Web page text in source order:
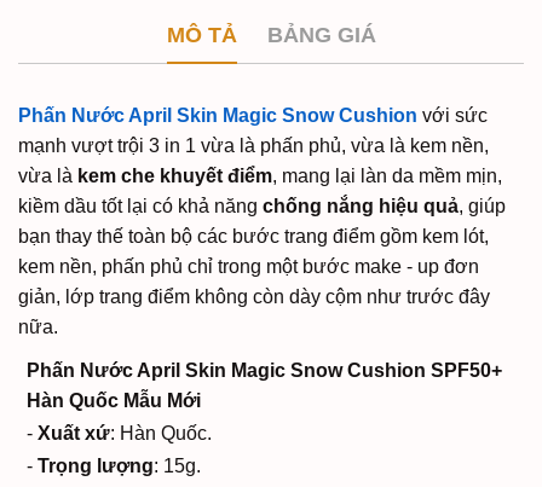
MÔ TẢ BẢNG GIÁ
Phấn Nước April Skin Magic Snow Cushion với sức
mạnh vượt trội 3 in 1 vừa là phấn phủ, vừa là kem nền,
vừa là kem che khuyết điểm, mang lại làn da mềm mịn,
kiềm dầu tốt lại có khả năng chống nắng hiệu quả, giúp
bạn thay thế toàn bộ các bước trang điểm gồm kem lót,
kem nền, phấn phủ chỉ trong một bước make - up đơn
giản, lớp trang điểm không còn dày cộm như trước đây
nữa.
Phấn Nước April Skin Magic Snow Cushion SPF50+
Hàn Quốc Mẫu Mới
- Xuất xứ: Hàn Quốc.
- Trọng lượng: 15g.